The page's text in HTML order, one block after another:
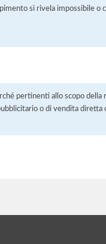
si rivela impossibile o
pertinenti allo scopo della
o di vendita